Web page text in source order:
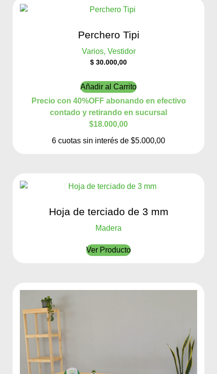
Perchero Tipi
Varios, Vestidor
$ 30.000,00
Añadir al Carrito
Precio con 40%OFF abonando en efectivo
contado y retirando en sucursal
$18.000,00
6 cuotas sin interés de $5.000,00
Hoja de terciado de 3 mm
Madera
Ver Producto